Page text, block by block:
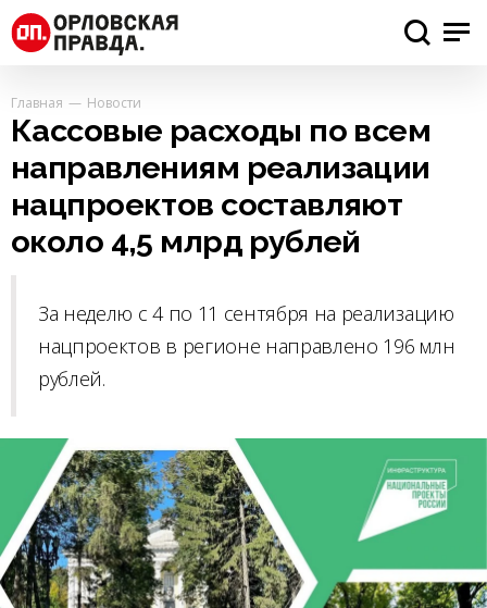
Главная Новости
Кассовые расходы по всем
направлениям реализации
нацпроектов составляют
около 4,5 млрд рублей
За неделю с 4 по 11 сентября на реализацию
нацпроектов в регионе направлено 196 млн
рублей.